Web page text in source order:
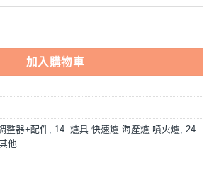
】家用瓦斯調整器Q:3kg/hr、R:280mmH2O
加入購物車
整器+配件 14. 爐具 快速爐.海產爐.噴火爐
24.
他